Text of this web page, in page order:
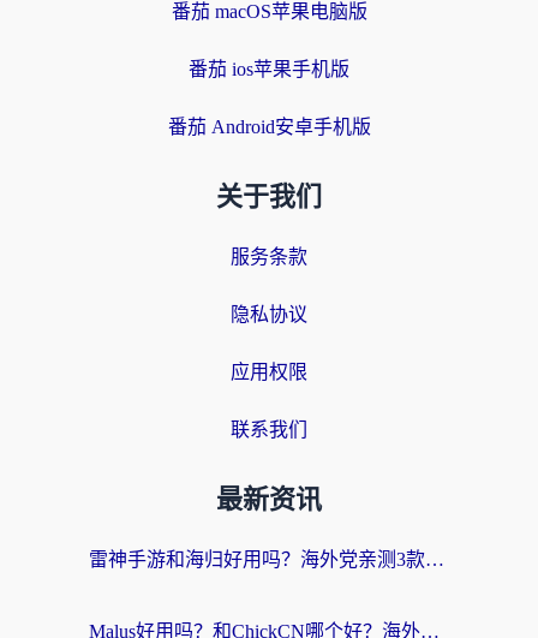
番茄 macOS苹果电脑版
番茄 ios苹果手机版
番茄 Android安卓手机版
关于我们
服务条款
隐私协议
应用权限
联系我们
最新资讯
雷神手游和海归好用吗？海外党亲测3款热门回国加速器+番茄加速器深度体验
Malus好用吗？和ChickCN哪个好？海外党亲测：选对回国加速器，追剧游戏不卡顿